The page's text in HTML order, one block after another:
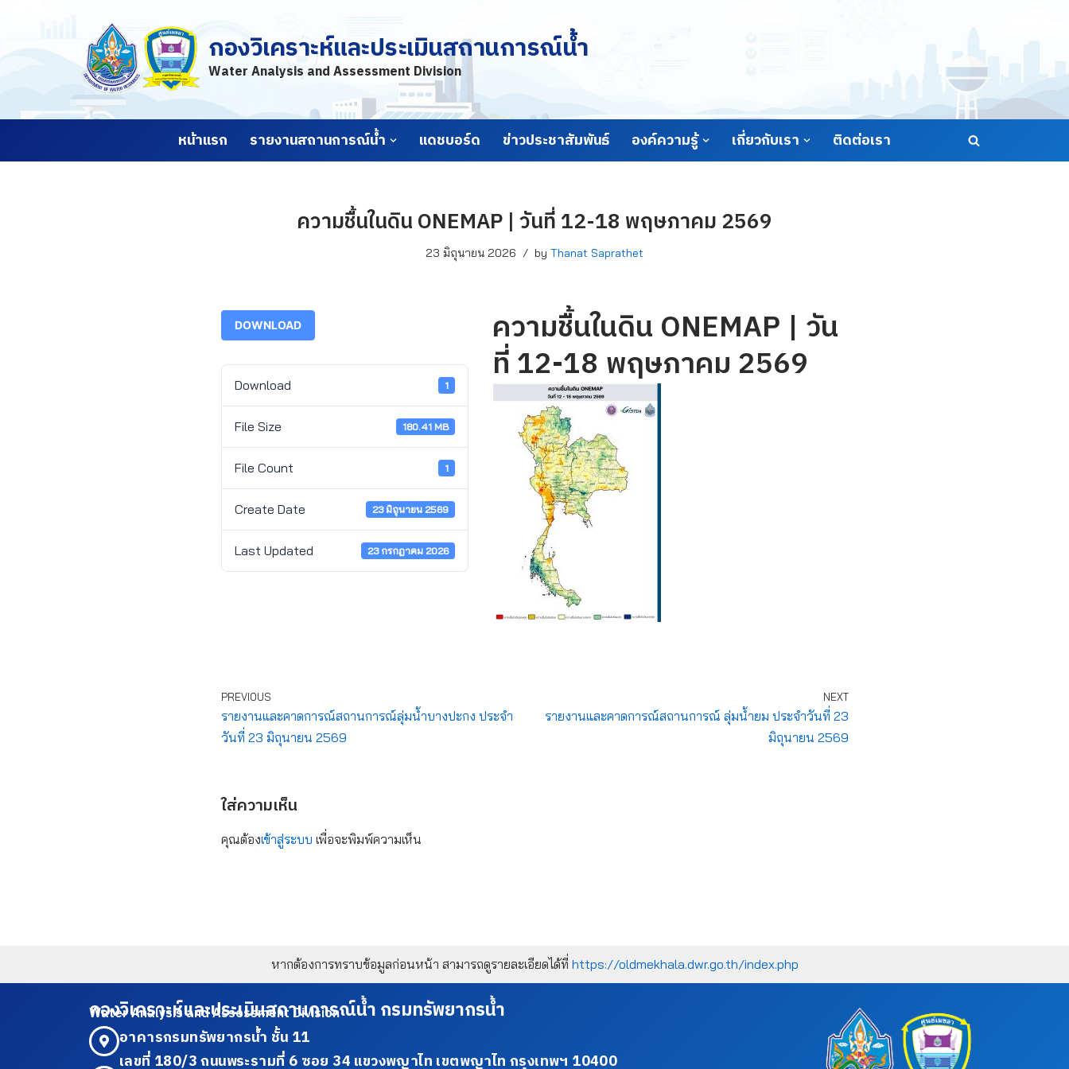
กองวิเคราะห์และประเมินสถานการณ์น้ำ
Water Analysis and Assessment Division
หน้าแรก รายงานสถานการณ์น้ำ แดชบอร์ด ข่าวประชาสัมพันธ์ องค์ความรู้ เกี่ยวกับเรา ติดต่อเรา
ความชื้นในดิน ONEMAP | วันที่ 12-18 พฤษภาคม 2569
23 มิถุนายน 2026 by Thanat Saprathet
DOWNLOAD
Download 1
File Size 180.41 MB
File Count 1
Create Date 23 มิถุนายน 2569
Last Updated 23 กรกฎาคม 2026
ความชื้นในดิน ONEMAP | วัน
ที่ 12-18 พฤษภาคม 2569
PREVIOUS
รายงานและคาดการณ์สถานการณ์ลุ่มน้ำบางปะกง ประจำ
วันที่ 23 มิถุนายน 2569
NEXT
รายงานและคาดการณ์สถานการณ์ ลุ่มน้ำยม ประจำวันที่ 23
มิถุนายน 2569
ใส่ความเห็น
คุณต้องเข้าสู่ระบบ เพื่อจะพิมพ์ความเห็น
หากต้องการทราบข้อมูลก่อนหน้า สามารถดูรายละเอียดได้ที่ https://oldmekhala.dwr.go.th/index.php
กองวิเคราะห์และประเมินสถานการณ์น้ำ กรมทรัพยากรน้ำ
Water Analysis and Assessment Division
อาคารกรมทรัพยากรน้ำ ชั้น 11
เลขที่ 180/3 ถนนพระรามที่ 6 ซอย 34 แขวงพญาไท เขตพญาไท กรุงเทพฯ 10400